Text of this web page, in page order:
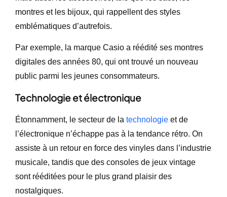
montres et les bijoux, qui rappellent des styles
emblématiques d’autrefois.
Par exemple, la marque Casio a réédité ses montres
digitales des années 80, qui ont trouvé un nouveau
public parmi les jeunes consommateurs.
Technologie et électronique
Étonnamment, le secteur de la technologie et de
l’électronique n’échappe pas à la tendance rétro. On
assiste à un retour en force des vinyles dans l’industrie
musicale, tandis que des consoles de jeux vintage
sont rééditées pour le plus grand plaisir des
nostalgiques.